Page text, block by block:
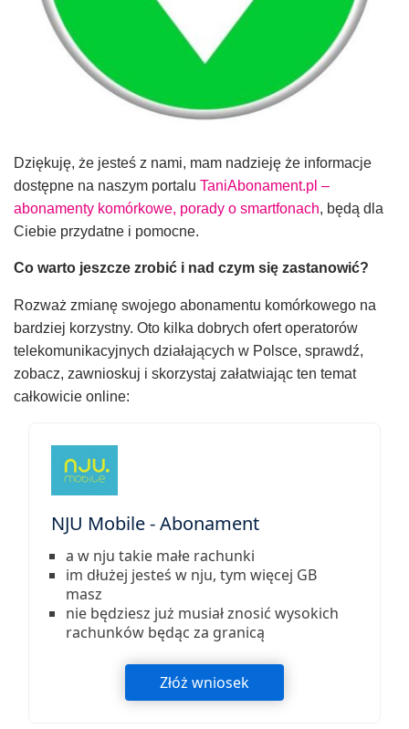
Dziękuję, że jesteś z nami, mam nadzieję że informacje
dostępne na naszym portalu TaniAbonament.pl –
abonamenty komórkowe, porady o smartfonach, będą dla
Ciebie przydatne i pomocne.
Co warto jeszcze zrobić i nad czym się zastanowić?
Rozważ zmianę swojego abonamentu komórkowego na
bardziej korzystny. Oto kilka dobrych ofert operatorów
telekomunikacyjnych działających w Polsce, sprawdź,
zobacz, zawnioskuj i skorzystaj załatwiając ten temat
całkowicie online:
NJU Mobile - Abonament
a w nju takie małe rachunki
im dłużej jesteś w nju, tym więcej GB
masz
nie będziesz już musiał znosić wysokich
rachunków będąc za granicą
Złóż wniosek